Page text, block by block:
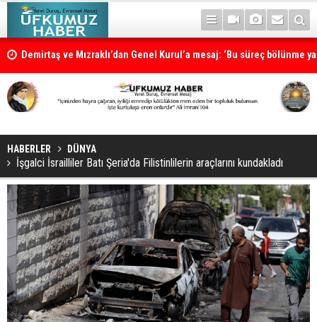
Demirtaş ve Mızraklı’dan Genel Kurul’a mesaj: ‘Bu süreç bölünme
süreci değildir’
HABERLER DÜNYA
İşgalci İsrailliler Batı Şeria'da Filistinlilerin araçlarını kundakladı